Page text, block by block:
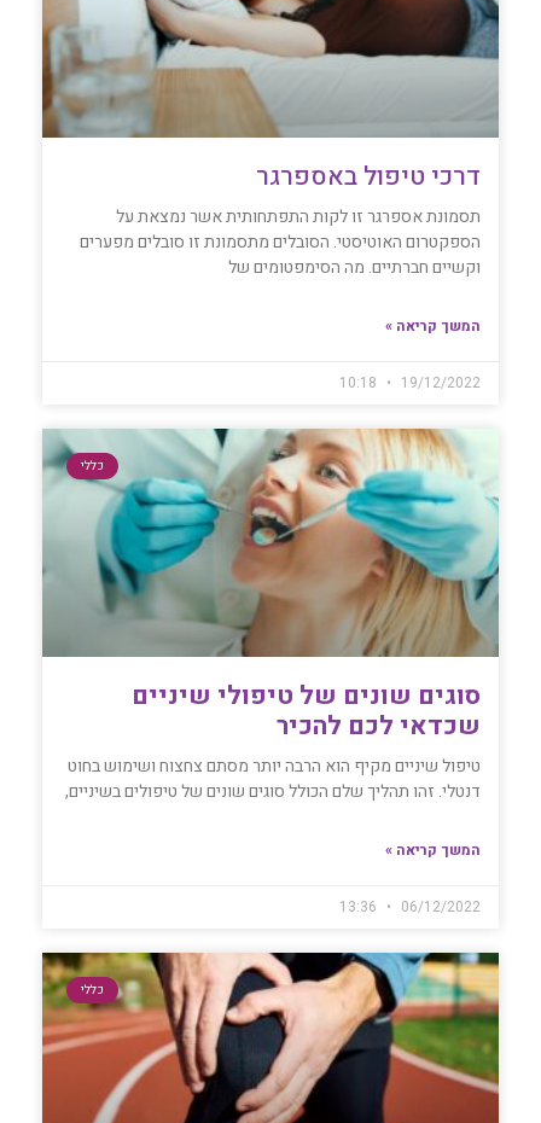
דרכי טיפול באספרגר
תסמונת אספרגר זו לקות התפתחותית אשר נמצאת על
הספקטרום האוטיסטי. הסובלים מתסמונת זו סובלים מפערים
וקשיים חברתיים. מה הסימפטומים של
המשך קריאה »
19/12/2022
כללי
סוגים שונים של טיפולי שיניים
שכדאי לכם להכיר
טיפול שיניים מקיף הוא הרבה יותר מסתם צחצוח ושימוש בחוט
דנטלי. זהו תהליך שלם הכולל סוגים שונים של טיפולים בשיניים,
המשך קריאה »
06/12/2022
כללי